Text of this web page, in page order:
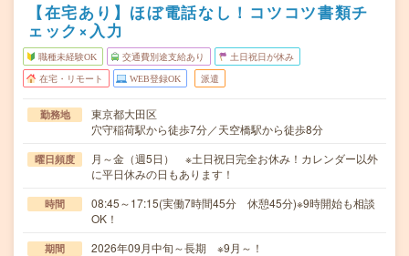
【在宅あり】ほぼ電話なし！コツコツ書類チ
ェック×入力
職種未経験OK 交通費別途支給あり 土日祝日が休み
在宅・リモート WEB登録OK 派遣
勤務地
東京都大田区
穴守稲荷駅から徒歩7分／天空橋駅から徒歩8分
曜日頻度
月～金（週5日） ※土日祝日完全お休み！カレンダー以外
に平日休みの日もあります！
時間
08:45～17:15(実働7時間45分 休憩45分)※9時開始も相談
OK！
期間 2026年09月中旬～長期 ※9月～！